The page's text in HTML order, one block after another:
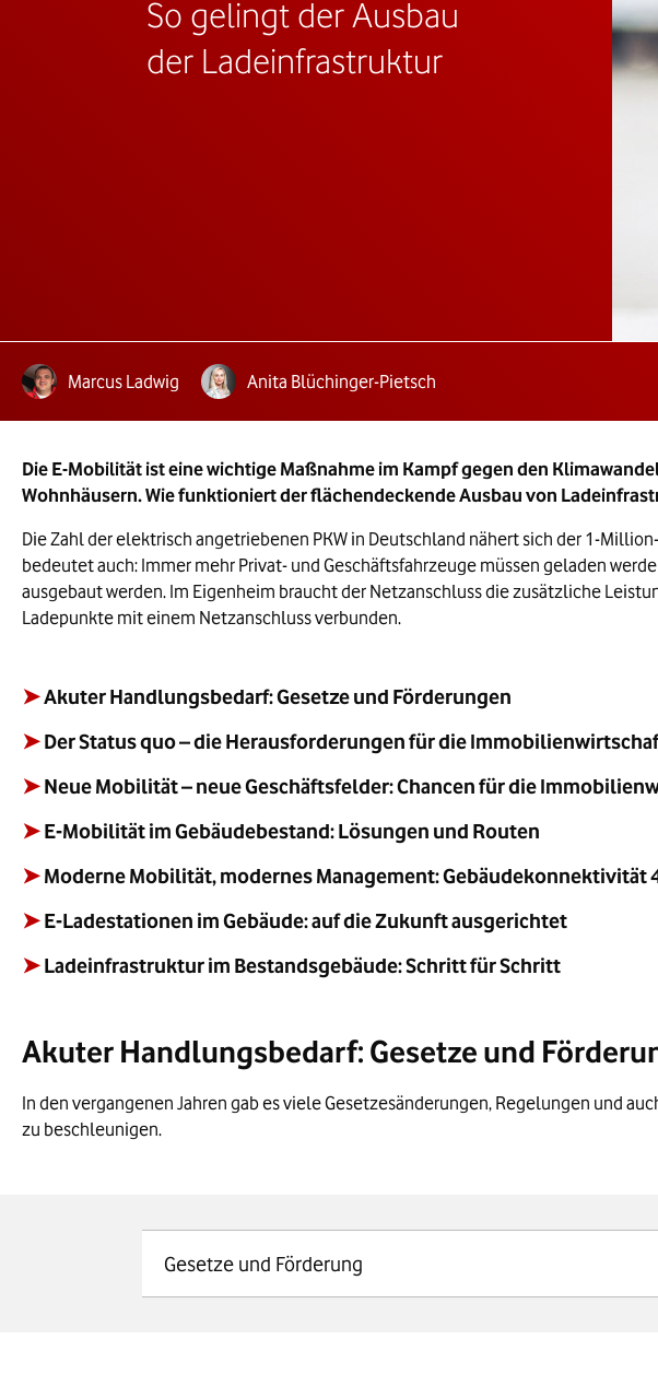
Lesezeit:
So gelingt der Ausbau
der Ladeinfrastruktur
Autoren:Marcus Ladwig Anita Blüchinger-Pietsch
Die E-Mobilität ist eine wichtige Maßnahme im Kampf gegen den
Wohnhäusern. Wie funktioniert der flächendeckende Ausbau von
Die Zahl der elektrisch angetriebenen PKW in Deutschland nähert sich der 1-
bedeutet auch: Immer mehr Privat- und Geschäftsfahrzeuge müssen geladen
ausgebaut werden. Im Eigenheim braucht der Netzanschluss die zusätzliche
Ladepunkte mit einem Netzanschluss verbunden.
➤Akuter Handlungsbedarf: Gesetze und Förderungen
➤Der Status quo – die Herausforderungen für die
➤Neue Mobilität – neue Geschäftsfelder: Chancen für die
➤E-Mobilität im Gebäudebestand: Lösungen und Routen
➤Moderne Mobilität, modernes Management: Gebäudekonnektivität
➤E-Ladestationen im Gebäude: auf die Zukunft ausgerichtet
➤Ladeinfrastruktur im Bestandsgebäude: Schritt für Schritt
Akuter Handlungsbedarf: Gesetze und
In den vergangenen Jahren gab es viele Gesetzesänderungen, Regelungen und
zu beschleunigen.
Gesetze und Förderung